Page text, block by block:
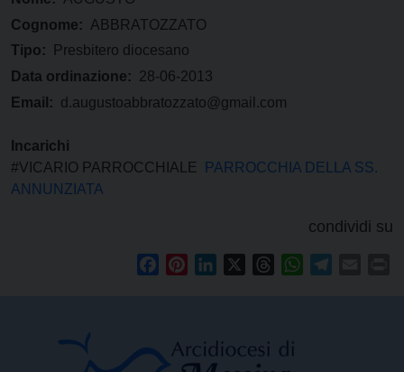
Cognome: ABBRATOZZATO
Tipo:
Presbitero diocesano
Data ordinazione: 28-06-2013
Email: d.augustoabbratozzato@gmail.com
Incarichi
#VICARIO PARROCCHIALE
PARROCCHIA DELLA SS.
ANNUNZIATA
condividi su
FacebookPinterestLinkedIn ThreadsWhatsApp